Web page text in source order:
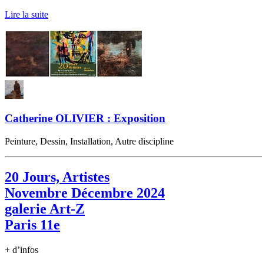
Lire la suite
Catherine OLIVIER : Exposition
Peinture, Dessin, Installation, Autre discipline
20 Jours, Artistes
Novembre Décembre 2024
galerie Art-Z
Paris 11e
+ d’infos